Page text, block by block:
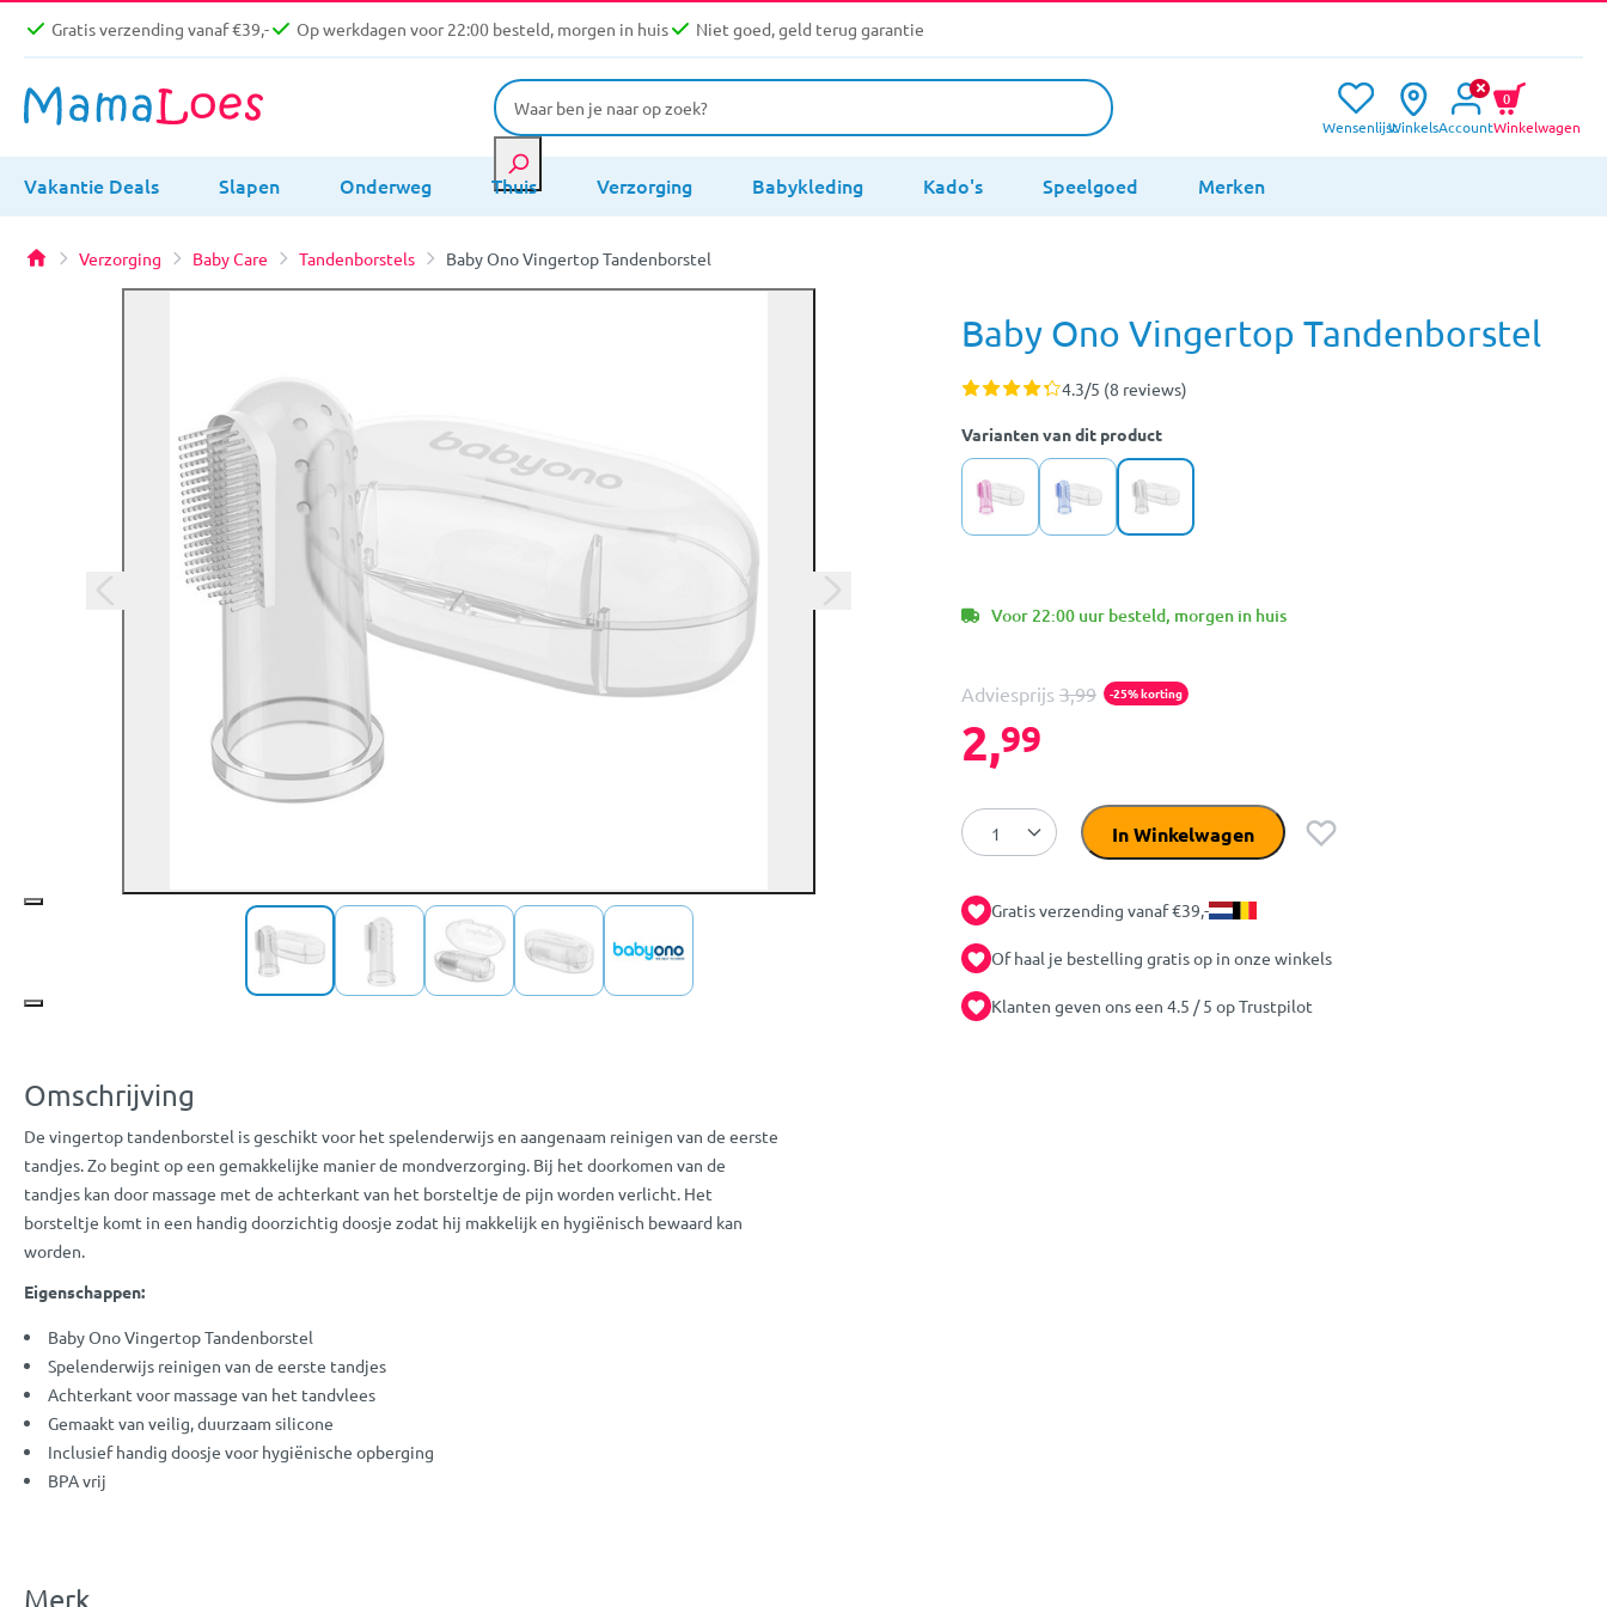
Gratis verzending vanaf €39,- Op werkdagen voor 22:00 besteld, morgen in huis Niet goed, geld terug garantie
WensenlijstWinkelsAccountWinkelwagen
0
Vakantie Deals Slapen Onderweg Thuis Verzorging Babykleding Kado's Speelgoed Merken
Verzorging Baby Care Tandenborstels Baby Ono Vingertop Tandenborstel
Baby Ono Vingertop Tandenborstel
4.3/5 (8 reviews)
Varianten van dit product
Voor 22:00 uur besteld, morgen in huis
Adviesprijs 3,99 -25% korting
2,99
In Winkelwagen
Gratis verzending vanaf €39,-
Of haal je bestelling gratis op in onze winkels
Klanten geven ons een 4.5 / 5 op Trustpilot
Omschrijving
De vingertop tandenborstel is geschikt voor het spelenderwijs en aangenaam reinigen van de eerste
tandjes. Zo begint op een gemakkelijke manier de mondverzorging. Bij het doorkomen van de
tandjes kan door massage met de achterkant van het borsteltje de pijn worden verlicht. Het
borsteltje komt in een handig doorzichtig doosje zodat hij makkelijk en hygiënisch bewaard kan
worden.
Eigenschappen:
Baby Ono Vingertop Tandenborstel
Spelenderwijs reinigen van de eerste tandjes
Achterkant voor massage van het tandvlees
Gemaakt van veilig, duurzaam silicone
Inclusief handig doosje voor hygiënische opberging
BPA vrij
Merk